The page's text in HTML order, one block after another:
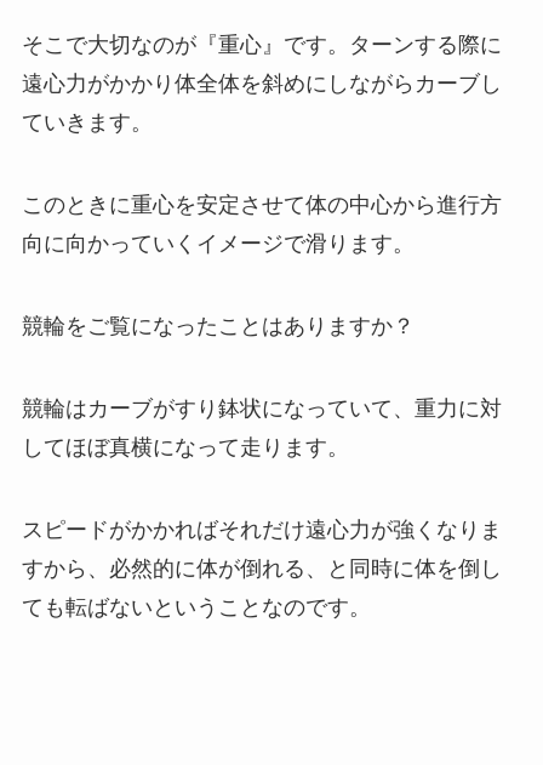
そこで大切なのが『重心』です。ターンする際に
遠心力がかかり体全体を斜めにしながらカーブし
ていきます。
このときに重心を安定させて体の中心から進行方
向に向かっていくイメージで滑ります。
競輪をご覧になったことはありますか？
競輪はカーブがすり鉢状になっていて、重力に対
してほぼ真横になって走ります。
スピードがかかればそれだけ遠心力が強くなりま
すから、必然的に体が倒れる、と同時に体を倒し
ても転ばないということなのです。